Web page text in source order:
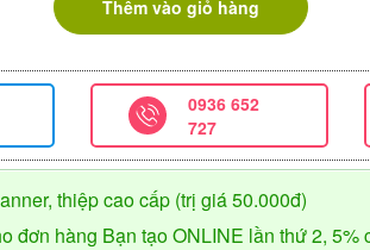
Thêm vào giỏ hàng
0936 652
727
thiệp cao cấp (trị giá 50.000đ)
đơn hàng Bạn tạo ONLINE lần thứ 2,